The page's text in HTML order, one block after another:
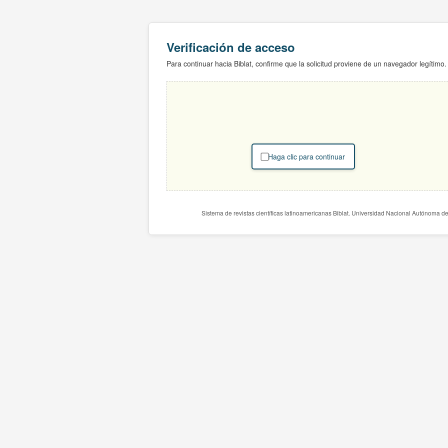
Verificación de acceso
Para continuar hacia Biblat, confirme que la solicitud proviene de un navegador legítimo.
Haga clic para continuar
Sistema de revistas científicas latinoamericanas Biblat. Universidad Nacional Autónoma